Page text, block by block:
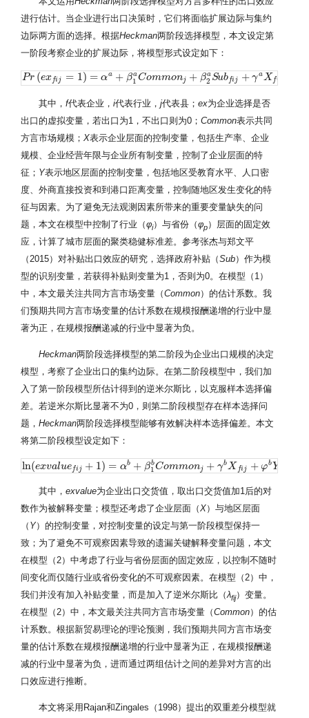
进行估计。当企业进行出口决策时，它们将面临扩展边际与集约
边际两方面的选择。根据Heckman两阶段选择模型，本文设定第
一阶段考察企业的扩展边际，将模型形式设定如下：
Pr (ex fij = 1) = αa + βa
1 Commonj + βa
2 Subfij + γaX fi
Pr(exfij=1) =α a+β 1a Comm onj+β2aSubfij+γaXfij+φaYj+ϕp+ϕi+εf ij
其中，f代表企业，i代表行业，j代表县；ex为企业选择是否
出口的虚拟变量，若出口为1，不出口则为0；Common表示共同
方言市场规模；X表示企业层面的控制变量，包括生产率、企业
规模、企业经营年限与企业所有制变量，控制了企业层面的特
征； Y表示地区层面的控制变量，包括地区受教育水平、人口密
度、外商直接投资和到港口距离变量，控制随地区发生变化的特
征与因素。为了避免无法观测因素所带来的重要变量缺失的问
题，本文在模型中控制了行业（φi）与省份（φp）层面的固定效
应，计算了城市层面的聚类稳健标准差。参考张杰与郑文平
（2015）对补贴出口效应的研究，选择政府补贴（Sub）作为模
型的识别变量，若获得补贴则变量为1，否则为0。在模型（1）
中，本文最关注共同方言市场变量（Common）的估计系数。我
们预期共同方言市场变量的估计系数在规模报酬递增的行业中显
著为正，在规模报酬递减的行业中显著为负。
Heckman两阶段选择模型的第二阶段为企业出口规模的决定
模型，考察了企业出口的集约边际。在第二阶段模型中，我们加
入了第一阶段模型所估计得到的逆米尔斯比，以克服样本选择偏
差。若逆米尔斯比显著不为0，则第二阶段模型存在样本选择问
题，Heckman两阶段选择模型能够有效解决样本选择偏差。本文
将第二阶段模型设定如下：
ln(exvalue fij + 1 ) = αb + βb
1Commonj + γb X fij + φb Y
ln(exvaluefij+1) =α b+β 1b Comm onj+γbXfij+φbY j+ηbλfij+ϕp +ϕi+εfi
其中，exvalue为企业出口交货值，取出口交货值加1后的对
数作为被解释变量；模型还考虑了企业层面（X）与地区层面
（ Y）的控制变量，对控制变量的设定与第一阶段模型保持一
致；为了避免不可观察因素导致的遗漏关键解释变量问题，本文
在模型（2）中考虑了行业与省份层面的固定效应，以控制不随时
间变化而仅随行业或省份变化的不可观察因素。在模型（2）中，
我们并没有加入补贴变量，而是加入了逆米尔斯比（λfij）变量。
在模型（2）中，本文最关注共同方言市场变量（Common）的估
计系数。根据新贸易理论的理论预测，我们预期共同方言市场变
量的估计系数在规模报酬递增的行业中显著为正，在规模报酬递
减的行业中显著为负，进而通过两组估计之间的差异对方言的出
口效应进行推断。
本文将采用Rajan和Zingales（1998）提出的双重差分模型就